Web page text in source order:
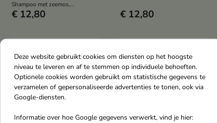
Shampoo met zeemos,
veganistische keratine en
hydrateert blond haar intensief.
het glans en versterkt het,
waardoor het er gezond uitziet,
veerkrachtig is en een stralende
glans heeft na slechts één
gebruik.
€ 12,80
milde wijze. Het geeft volume,
glans en elasticiteit en
€ 12,80

Deze website gebruikt cookies om diensten op het hoogste
niveau te leveren en af te stemmen op individuele behoeften.
Optionele cookies worden gebruikt om statistische gegevens te
verzamelen of gepersonaliseerde advertenties te tonen, ook via
Google-diensten.
Informatie over hoe Google gegevens verwerkt, vind je hier: